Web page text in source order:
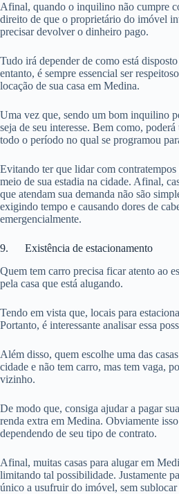
Afinal, quando o inquilino não cumpre
direito de que o proprietário do imóvel
precisar devolver o dinheiro pago.
Tudo irá depender de como está
entanto, é sempre essencial ser
locação de sua casa em Medina.
Uma vez que, sendo um bom inquilino
seja de seu interesse. Bem como,
todo o período no qual se programou
Evitando ter que lidar com
meio de sua estadia na cidade. Afinal,
que atendam sua demanda não são
exigindo tempo e causando dores de
emergencialmente.
9. Existência de estacionamento
Quem tem carro precisa ficar atento ao
pela casa que está alugando.
Tendo em vista que, locais para
Portanto, é interessante analisar essa
Além disso, quem escolhe uma das
cidade e não tem carro, mas tem vaga,
vizinho.
De modo que, consiga ajudar a pagar
renda extra em Medina. Obviamente
dependendo de seu tipo de contrato.
Afinal, muitas casas para alugar em
limitando tal possibilidade. Justamente
único a usufruir do imóvel, sem